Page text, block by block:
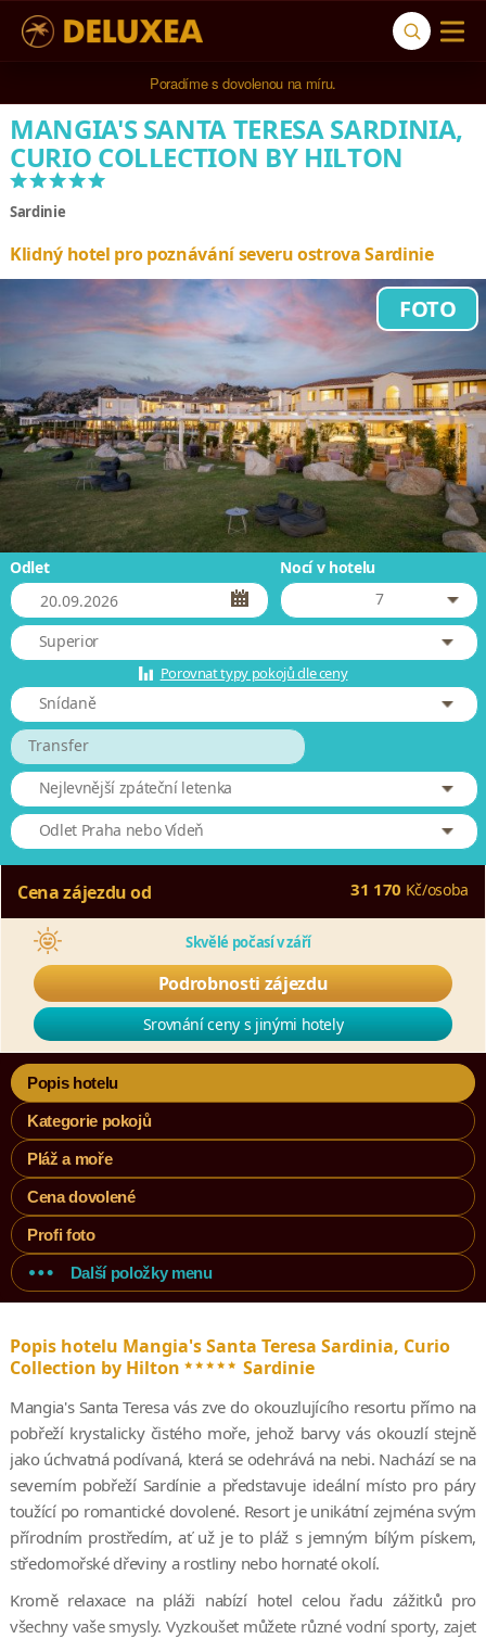
5* cestovní kancelář na luxusní dovolenou od 100.000 Kč.
MANGIA'S SANTA TERESA SARDINIA,
CURIO COLLECTION BY HILTON
*****
Sardinie
Klidný hotel pro poznávání severu ostrova Sardinie
FOTO
Odlet
Nocí v hotelu
7
Superior
Porovnat typy pokojů dle ceny
Snídaně
Transfer
Nejlevnější zpáteční letenka
Odlet Praha nebo Vídeň
Cena zájezdu od 31 170 Kč/osoba
Skvělé počasí v září
Podrobnosti zájezdu
Srovnání ceny s jinými hotely
Popis hotelu
Kategorie pokojů
Pláž a moře
Cena dovolené
Profi foto
Další položky menu
Popis hotelu Mangia's Santa Teresa Sardinia, Curio
Collection by Hilton ***** Sardinie
Mangia's Santa Teresa vás zve do okouzlujícího resortu přímo na
pobřeží krystalicky čistého moře, jehož barvy vás okouzlí stejně
jako úchvatná podívaná, která se odehrává na nebi. Nachází se na
severním pobřeží Sardínie a představuje ideální místo pro páry
toužící po romantické dovolené. Resort je unikátní zejména svým
přírodním prostředím, ať už je to pláž s jemným bílým pískem,
středomořské dřeviny a rostliny nebo hornaté okolí.
Kromě relaxace na pláži nabízí hotel celou řadu zážitků pro
všechny vaše smysly. Vyzkoušet můžete různé vodní sporty, zajet